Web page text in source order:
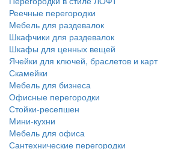
Реечные перегородки
Мебель для раздевалок
Шкафчики для раздевалок
Шкафы для ценных вещей
Ячейки для ключей, браслетов и карт
Скамейки
Мебель для бизнеса
Офисные перегородки
Стойки-ресепшен
Мини-кухни
Мебель для офиса
Сантехнические перегородки